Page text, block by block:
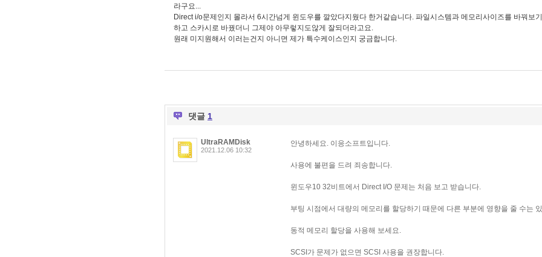
라구요...
Direct i/o문제인지 몰라서 6시간넘게 윈도우를 깔았다지웠다 한거같습니다. 파일시스템과 메모리사이즈를 바꿔보
하고 스카시로 바꿨더니 그제야 아무렇지도않게 잘되더라고요.
원래 미지원해서 이러는건지 아니면 제가 특수케이스인지 궁금합니다.
댓글 1
UltraRAMDisk
2021.12.06 10:32
안녕하세요. 이응소프트입니다.
사용에 불편을 드려 죄송합니다.
윈도우10 32비트에서 Direct I/O 문제는 처음 보고 받습니다.
부팅 시점에서 대량의 메모리를 할당하기 때문에 다른 부분에 영향을 줄 수는
동적 메모리 할당을 사용해 보세요.
SCSI가 문제가 없으면 SCSI 사용을 권장합니다.